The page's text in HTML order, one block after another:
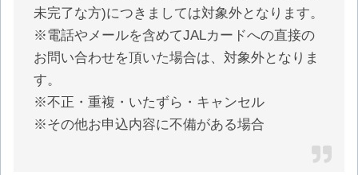
未完了な方)につきましては対象外となります。
※電話やメールを含めてJALカードへの直接の
お問い合わせを頂いた場合は、対象外となりま
す。
※不正・重複・いたずら・キャンセル
※その他お申込内容に不備がある場合